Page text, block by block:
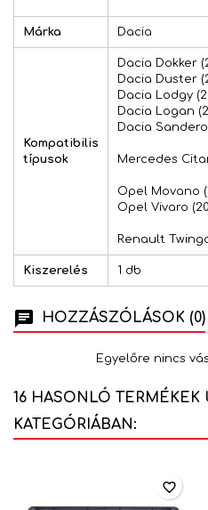
Márka Dacia
Kompatibilis
típusok
Dacia Dokker
Dacia Duster
Dacia Lodgy
Dacia Logan
Dacia Sandero
Mercedes
Opel Movano
Opel Vivaro
Renault
Kiszerelés 1 db
HOZZÁSZÓLÁSOK (0)
Egyelőre nincs
16 HASONLÓ TERMÉKEK
KATEGÓRIÁBAN:
favorite_border